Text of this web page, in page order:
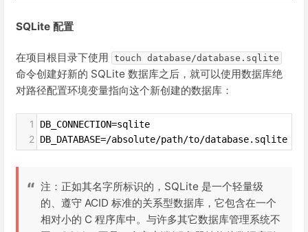
SQLite 配置
在项目根目录下使用 touch database/database.sqlite
命令创建好新的 SQLite 数据库之后，就可以使用数据库绝
对路径配置环境变量指向这个新创建的数据库：
1 DB_CONNECTION=sqlite
2 DB_DATABASE=/absolute/path/to/database.sqlite
注：正如其名字所标识的，SQLite 是一个轻量级
的、遵守 ACID 标准的关系型数据库，它包含在一个
相对小的 C 程序库中。与许多其它数据库管理系统不